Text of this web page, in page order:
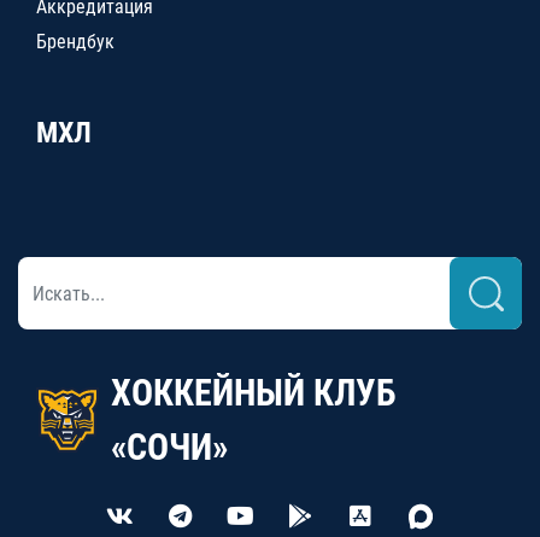
Аккредитация
Брендбук
МХЛ
ХОККЕЙНЫЙ КЛУБ
«СОЧИ»